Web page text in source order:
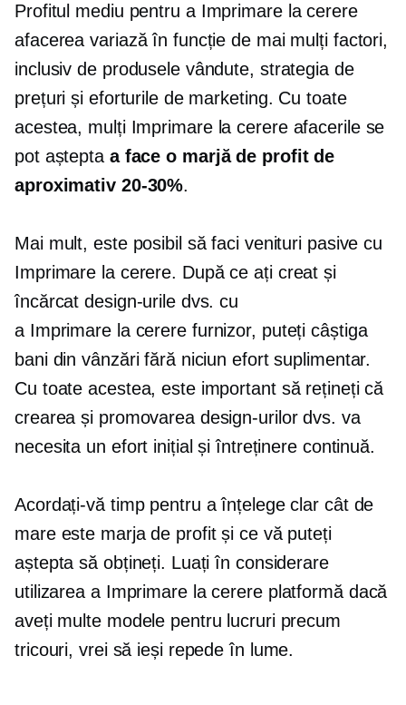
Profitul mediu pentru a Imprimare la cerere
afacerea variază în funcție de mai mulți factori,
inclusiv de produsele vândute, strategia de
prețuri și eforturile de marketing. Cu toate
acestea, mulți Imprimare la cerereafacerile se
pot aștepta a face o marjă de profit de
aproximativ 20-30%.
Mai mult, este posibil să faci venituri pasive cu
Imprimare la cerere. După ce ați creat și
încărcat design-urile dvs. cu
a Imprimare la cererefurnizor, puteți câștiga
bani din vânzări fără niciun efort suplimentar.
Cu toate acestea, este important să rețineți că
crearea și promovarea design-urilor dvs. va
necesita un efort inițial și întreținere continuă.
Acordați-vă timp pentru a înțelege clar cât de
mare este marja de profit și ce vă puteți
aștepta să obțineți. Luați în considerare
utilizarea a Imprimare la cerereplatformă dacă
aveți multe modele pentru lucruri precum
tricouri, vrei să ieși repede în lume.